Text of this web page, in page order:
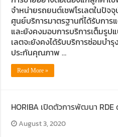
จำหน่ายรถยนต์เชฟโรเลตในปัจ
ศูนย์บริการมาตรฐานที่ได้รับการ
และยังคงมอบการบริการเต็มรูป
เลตจะยังคงได้รับบริการซ่อมบำรุ
ประกันคุณภาพ …
Read More »
HORIBA เปิดตัวการพัฒนา RDE
August 3, 2020